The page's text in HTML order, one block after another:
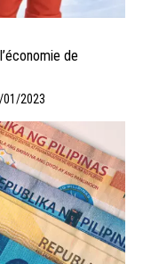
de
01/2023